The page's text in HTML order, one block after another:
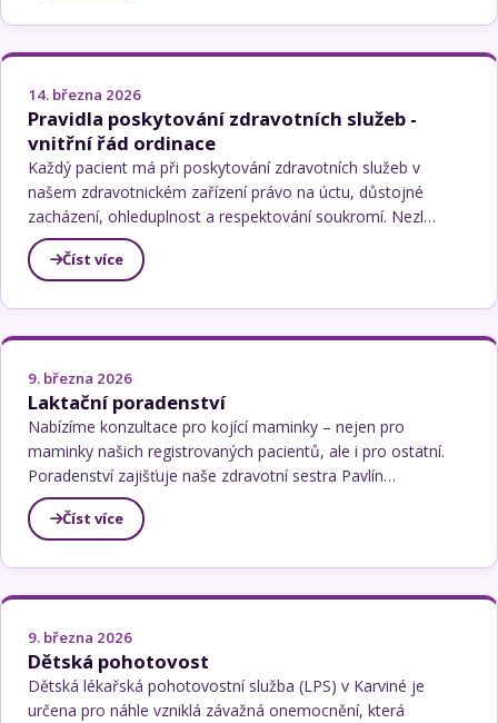
14. března 2026
Pravidla poskytování zdravotních služeb -
vnitřní řád ordinace
Každý pacient má při poskytování zdravotních služeb v
našem zdravotnickém zařízení právo na úctu, důstojné
zacházení, ohleduplnost a respektování soukromí. Nezl…
Číst více
9. března 2026
Laktační poradenství
Nabízíme konzultace pro kojící maminky – nejen pro
maminky našich registrovaných pacientů, ale i pro ostatní.
Poradenství zajišťuje naše zdravotní sestra Pavlín…
Číst více
9. března 2026
Dětská pohotovost
Dětská lékařská pohotovostní služba (LPS) v Karviné je
určena pro náhle vzniklá závažná onemocnění, která